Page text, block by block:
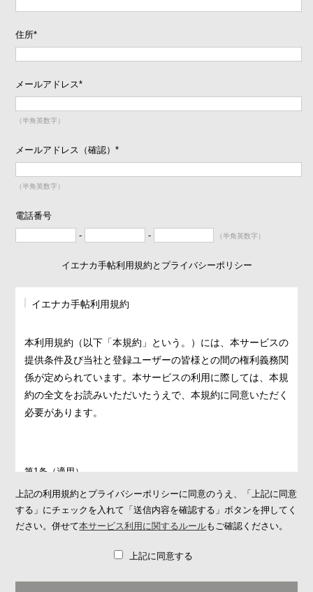
住所*
メールアドレス*
（半角英数字）
メールアドレス（確認）*
（半角英数字）
電話番号
-
- （半角英数字）
イエナカ手帖利用規約とプライバシーポリシー
イエナカ手帖利用規約
本利用規約（以下「本規約」という。）には、本サービスの
提供条件及び当社と登録ユーザーの皆様との間の権利義務関
係が定められています。本サービスの利用に際しては、本規
約の全文をお読みいただいたうえで、本規約に同意いただく
必要があります。
第1条（適用）
1. 本規約は、本サービスの提供条件及び本サービスの利用に関す
る当社と登録ユーザーとの間の権利義務関係を定めることを目的
とし、登録ユーザーと当社との間の本サービスの利用に関わる一
上記の利用規約とプライバシーポリシーに同意のうえ、「上記に同意
する」にチェックを入れて「送信内容を確認する」ボタンを押してく
ださい。併せて本サービス利用に関するルールもご確認ください。
上記に同意する